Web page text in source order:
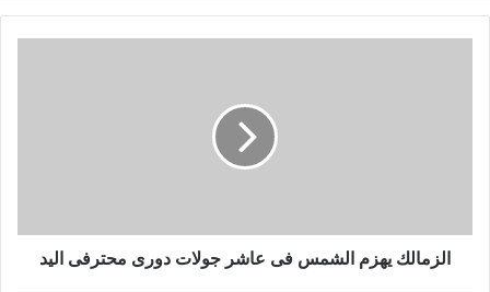
اليد
الزمالك يهزم الشمس فى عاشر جولات دورى محترفى اليد